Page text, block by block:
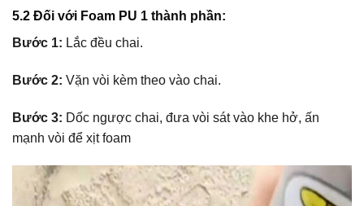
5.2 Đối với Foam PU 1 thành phần:
Bước 1: Lắc đều chai.
Bước 2: Vặn vòi kèm theo vào chai.
Bước 3: Dốc ngược chai, đưa vòi sát vào khe hở, ấn
mạnh vòi để xịt foam